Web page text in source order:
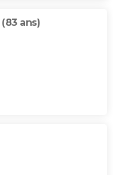
(83 ans)